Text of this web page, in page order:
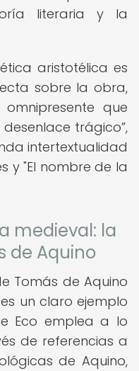
literaria y la
aristotélica es
sobre la obra,
que
trágico ,
intertextualidad
y "El nombre de la
medieval: la
de Aquino
Tomás de Aquino
un claro ejemplo
Eco emplea a lo
de referencias a
de Aquino,